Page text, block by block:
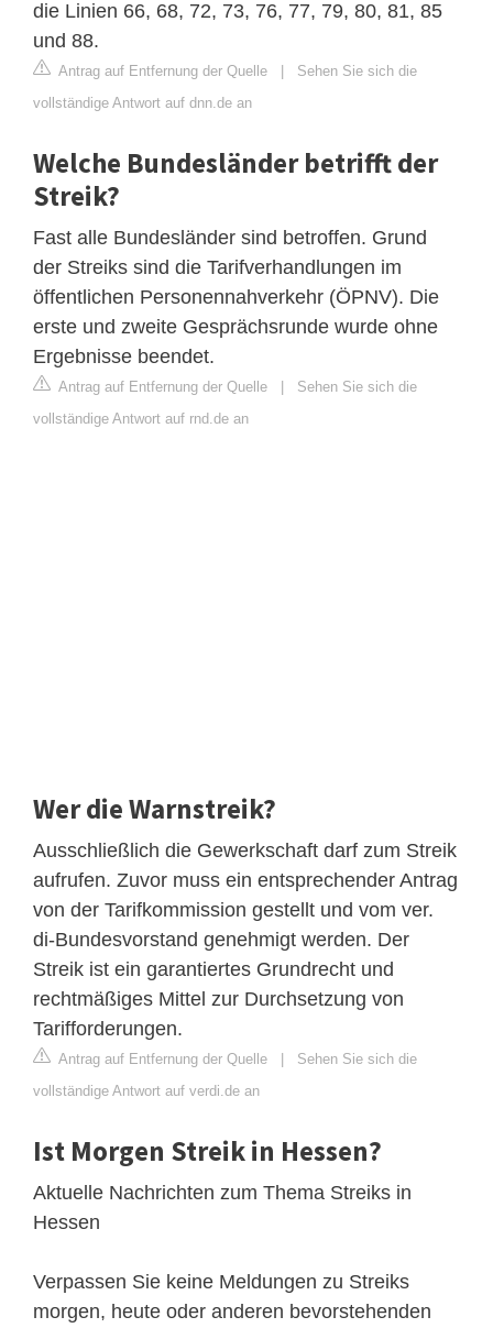
die Linien 66, 68, 72, 73, 76, 77, 79, 80, 81, 85
und 88.
Antrag auf Entfernung der Quelle | Sehen Sie sich die
vollständige Antwort auf dnn.de an
Welche Bundesländer betrifft der
Streik?
Fast alle Bundesländer sind betroffen. Grund
der Streiks sind die Tarifverhandlungen im
öffentlichen Personennahverkehr (ÖPNV). Die
erste und zweite Gesprächsrunde wurde ohne
Ergebnisse beendet.
Antrag auf Entfernung der Quelle | Sehen Sie sich die
vollständige Antwort auf rnd.de an
Wer die Warnstreik?
Ausschließlich die Gewerkschaft darf zum Streik
aufrufen. Zuvor muss ein entsprechender Antrag
von der Tarifkommission gestellt und vom ver.
di-Bundesvorstand genehmigt werden. Der
Streik ist ein garantiertes Grundrecht und
rechtmäßiges Mittel zur Durchsetzung von
Tarifforderungen.
Antrag auf Entfernung der Quelle | Sehen Sie sich die
vollständige Antwort auf verdi.de an
Ist Morgen Streik in Hessen?
Aktuelle Nachrichten zum Thema Streiks in
Hessen
Verpassen Sie keine Meldungen zu Streiks
morgen, heute oder anderen bevorstehenden